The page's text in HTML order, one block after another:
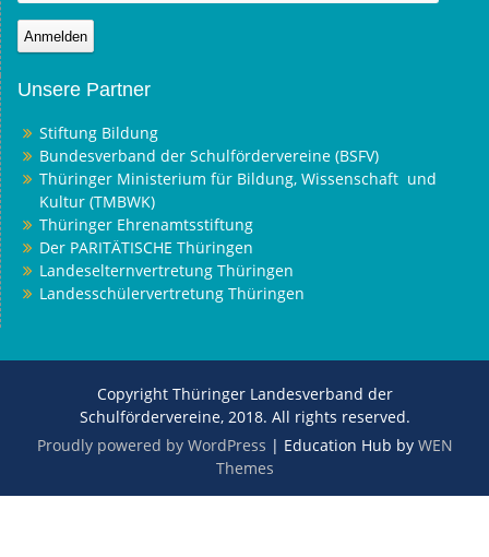
Unsere Partner
Stiftung Bildung
Bundesverband der Schulfördervereine (BSFV)
Thüringer Ministerium für Bildung, Wissenschaft und
Kultur (TMBWK)
Thüringer Ehrenamtsstiftung
Der PARITÄTISCHE Thüringen
Landeselternvertretung Thüringen
Landesschülervertretung Thüringen
Copyright Thüringer Landesverband der
Schulfördervereine, 2018. All rights reserved.
Proudly powered by WordPress | Education Hub by WEN
Themes